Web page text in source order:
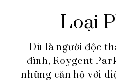
Loại
Dù là người độc
đình,Roygent
những căn hộ với